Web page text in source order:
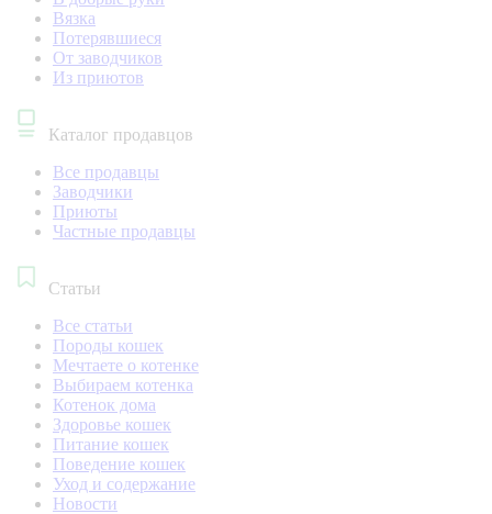
Вязка
Потерявшиеся
От заводчиков
Из приютов
Каталог продавцов
Все продавцы
Заводчики
Приюты
Частные продавцы
Статьи
Все статьи
Породы кошек
Мечтаете о котенке
Выбираем котенка
Котенок дома
Здоровье кошек
Питание кошек
Поведение кошек
Уход и содержание
Новости